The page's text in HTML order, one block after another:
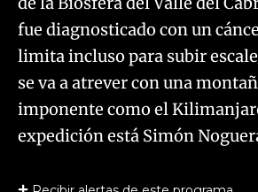
fue diagnosticado con un
limita incluso para subir
se va a atrever con una
imponente como el
expedición está Simón